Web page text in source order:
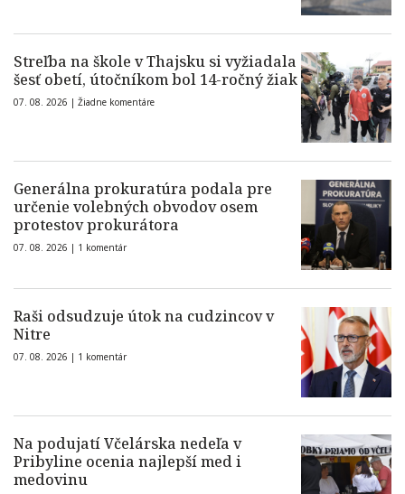
Streľba na škole v Thajsku si vyžiadala
šesť obetí, útočníkom bol 14-ročný žiak
07. 08. 2026 | Žiadne komentáre
Generálna prokuratúra podala pre
určenie volebných obvodov osem
protestov prokurátora
07. 08. 2026 | 1 komentár
Raši odsudzuje útok na cudzincov v
Nitre
07. 08. 2026 | 1 komentár
Na podujatí Včelárska nedeľa v
Pribyline ocenia najlepší med i
medovinu